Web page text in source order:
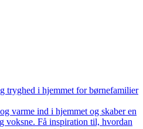
tryghed i hjemmet for børnefamilier
varme ind i hjemmet og skaber en
voksne. Få inspiration til, hvordan